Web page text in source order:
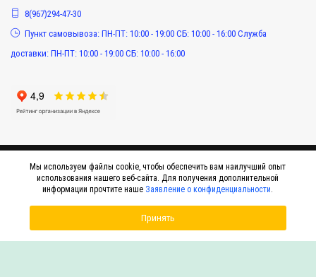
8(967)294-47-30
Пункт самовывоза: ПН-ПТ: 10:00 - 19:00 СБ: 10:00 - 16:00 Служба
доставки: ПН-ПТ: 10:00 - 19:00 СБ: 10:00 - 16:00
© 2015-2026 Интернет-магазин оригинальных аксессуаров к наручным часам
Мы используем файлы cookie, чтобы обеспечить вам наилучший опыт
использования нашего веб-сайта. Для получения дополнительной
информации прочтите наше Заявление о конфиденциальности.
Принять